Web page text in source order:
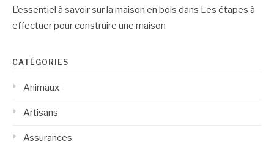
L’essentiel à savoir sur la maison en bois dans Les étapes à
effectuer pour construire une maison
CATÉGORIES
Animaux
Artisans
Assurances